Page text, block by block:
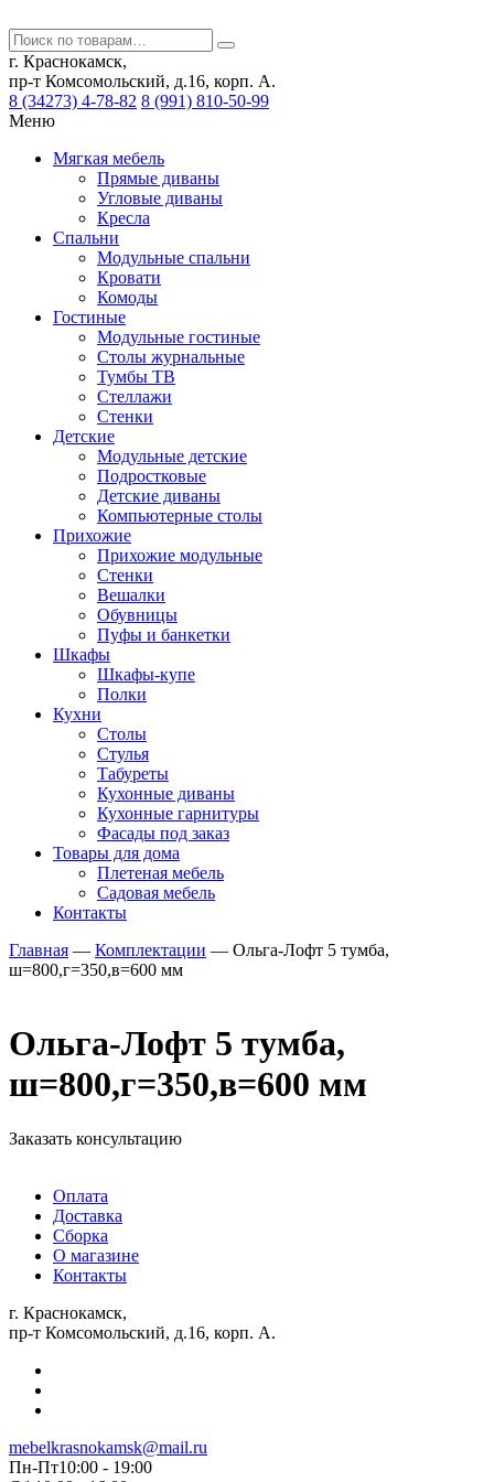
г. Краснокамск,
пр-т Комсомольский, д.16, корп. А.
8 (34273) 4-78-82 8 (991) 810-50-99
Меню
Мягкая мебель
Прямые диваны
Угловые диваны
Кресла
Спальни
Модульные спальни
Кровати
Комоды
Гостиные
Модульные гостиные
Столы журнальные
Тумбы ТВ
Стеллажи
Стенки
Детские
Модульные детские
Подростковые
Детские диваны
Компьютерные столы
Прихожие
Прихожие модульные
Стенки
Вешалки
Обувницы
Пуфы и банкетки
Шкафы
Шкафы-купе
Полки
Кухни
Столы
Стулья
Табуреты
Кухонные диваны
Кухонные гарнитуры
Фасады под заказ
Товары для дома
Плетеная мебель
Садовая мебель
Контакты
Главная — Комплектации — Ольга-Лофт 5 тумба,
ш=800,г=350,в=600 мм
Ольга-Лофт 5 тумба,
ш=800,г=350,в=600 мм
Заказать консультацию
Оплата
Доставка
Сборка
О магазине
Контакты
г. Краснокамск,
пр-т Комсомольский, д.16, корп. А.
mebelkrasnokamsk@mail.ru
Пн-Пт10:00 - 19:00